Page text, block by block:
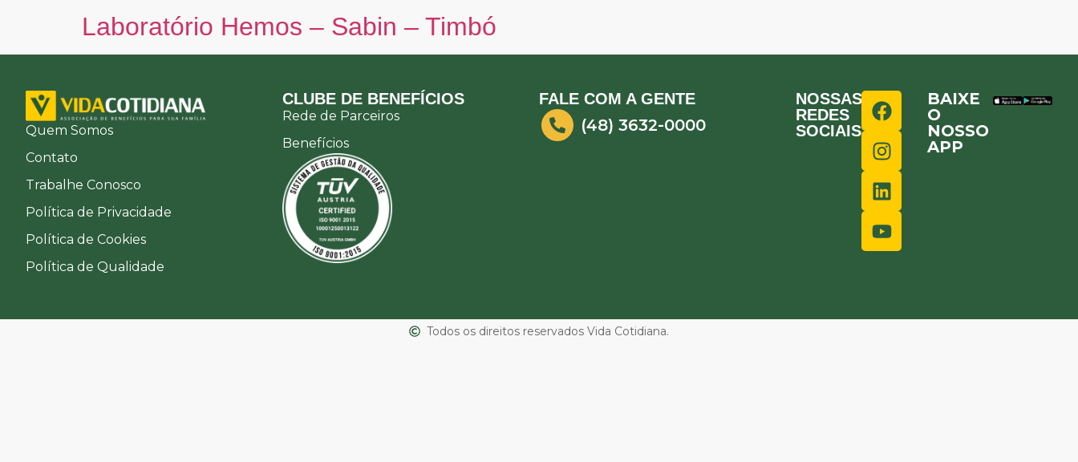
Laboratório Hemos – Sabin – Timbó
Quem Somos
Contato
Trabalhe Conosco
Política de Privacidade
Política de Cookies
Política de Qualidade
CLUBE DE BENEFÍCIOS
Rede de Parceiros
Benefícios
FALE COM A GENTE
(48) 3632-0000
NOSSAS
REDES
SOCIAIS
BAIXE
O
NOSSO
APP
Todos os direitos reservados Vida Cotidiana.